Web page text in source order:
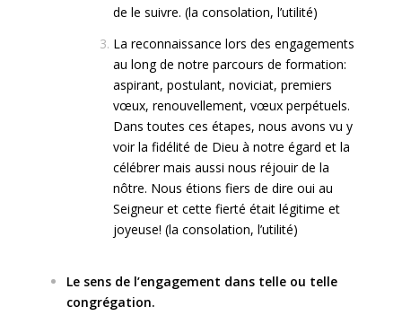
de le suivre. (la consolation, l’utilité)
La reconnaissance lors des engagements
au long de notre parcours de formation:
aspirant, postulant, noviciat, premiers
vœux, renouvellement, vœux perpétuels.
Dans toutes ces étapes, nous avons vu y
voir la fidélité de Dieu à notre égard et la
célébrer mais aussi nous réjouir de la
nôtre. Nous étions fiers de dire oui au
Seigneur et cette fierté était légitime et
joyeuse! (la consolation, l’utilité)
Le sens de l’engagement dans telle ou telle
congrégation.